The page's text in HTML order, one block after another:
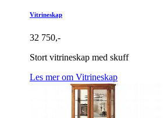
Vitrineskap
32 750,-
Stort vitrineskap med skuff
Les mer om Vitrineskap